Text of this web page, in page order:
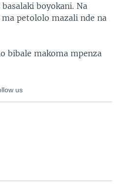
basalaki boyokani. Na
petololo mazali nde na
bibale makoma mpenza
us